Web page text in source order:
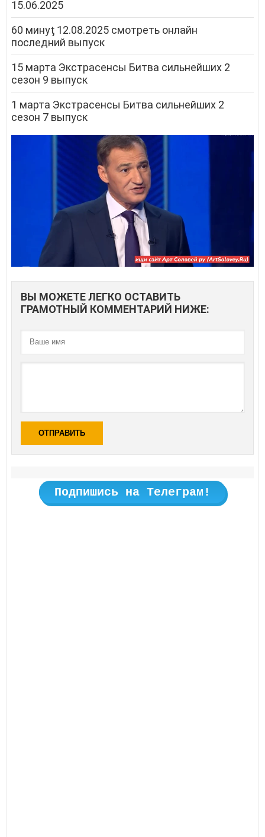
15.06.2025
60 минуƫ 12.08.2025 смотреть онлайн
последний выпуск
15 марта Экстрасенсы Битва сильнейших 2
сезон 9 выпуск
1 марта Экстрасенсы Битва сильнейших 2
сезон 7 выпуск
ВЫ МОЖЕТЕ ЛЕГКО ОСТАВИТЬ
ГРАМОТНЫЙ КОММЕНТАРИЙ НИЖЕ:
ОТПРАВИТЬ
Подпишись на Телеграм!